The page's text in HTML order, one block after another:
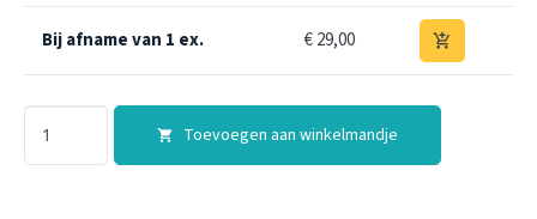
Bij afname van 1 ex. € 29,00 add_shopping_cart
shopping_cart Toevoegen aan winkelmandje